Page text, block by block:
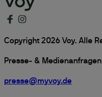
Copyright 2026 Voy. Alle
Presse- & Medienanfragen
presse@myvoy.de